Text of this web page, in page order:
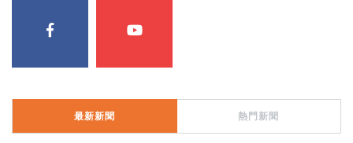
最新新聞 熱門新聞